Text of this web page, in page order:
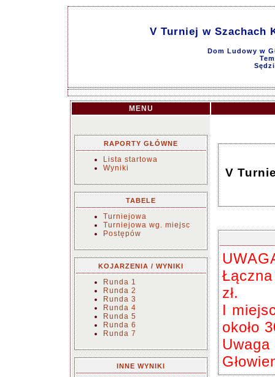
V Turniej w Szachach
Dom Ludowy w
MENU
RAPORTY GŁÓWNE
Lista startowa
Wyniki
TABELE
Turniejowa
Turniejowa wg. miejsc
Postępów
KOJARZENIA / WYNIKI
Runda 1
Runda 2
Runda 3
Runda 4
Runda 5
Runda 6
Runda 7
INNE WYNIKI
V
zł.
I
około